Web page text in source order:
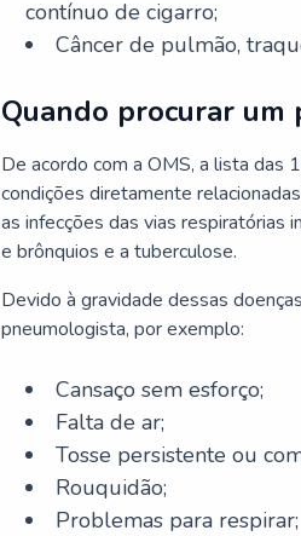
contínuo de cigarro;
Câncer de pulmão,
Quando procurar um
De acordo com a OMS, a lista das
condições diretamente
as infecções das vias respiratórias
e brônquios e a tuberculose.
Devido à gravidade dessas
pneumologista, por exemplo:
Cansaço sem esforço;
Falta de ar;
Tosse persistente ou
Rouquidão;
Problemas para respirar;